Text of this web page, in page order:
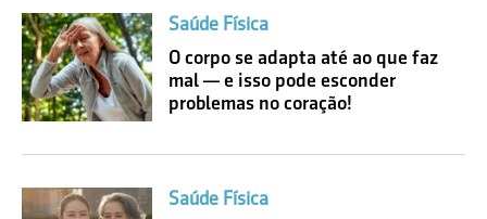
Saúde Física
O corpo se adapta até ao que faz
mal — e isso pode esconder
problemas no coração!
Saúde Física